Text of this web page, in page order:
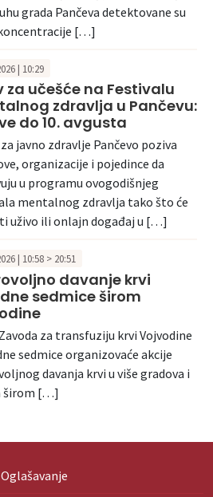
grada Pančeva detektovane su
[…]
| 10:29
za učešće na Festivalu
zdravlja u Pančevu:
do 10. avgusta
javno zdravlje Pančevo poziva
organizacije i pojedince da
u programu ovogodišnjeg
mentalnog zdravlja tako što će
uživo ili onlajn događaj u […]
| 10:58 > 20:51
davanje krvi
sedmice širom
za transfuziju krvi Vojvodine
sedmice organizovaće akcije
davanja krvi u više gradova i
širom […]
Oglašavanje